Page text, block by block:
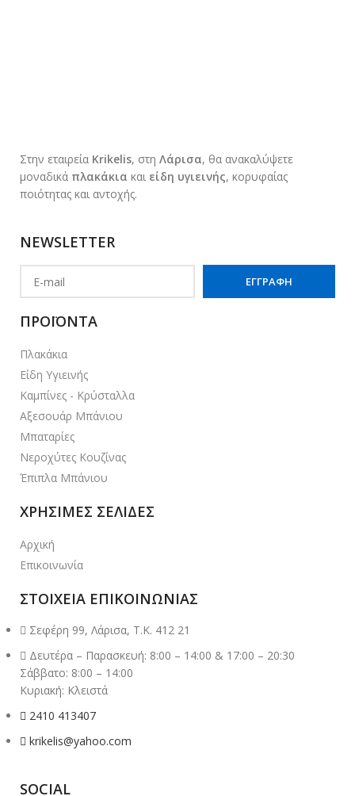
Στην εταιρεία Krikelis, στη Λάρισα, θα ανακαλύψετε
μοναδικά πλακάκια και είδη υγιεινής, κορυφαίας
ποιότητας και αντοχής.
NEWSLETTER
ΠΡΟΪΟΝΤΑ
Πλακάκια
Είδη Υγιεινής
Καμπίνες - Κρύσταλλα
Αξεσουάρ Μπάνιου
Μπαταρίες
Νεροχύτες Κουζίνας
Έπιπλα Μπάνιου
ΧΡΗΣΙΜΕΣ ΣΕΛΙΔΕΣ
Αρχική
Επικοινωνία
ΣΤΟΙΧΕΙΑ ΕΠΙΚΟΙΝΩΝΙΑΣ
Σεφέρη 99, Λάρισα, Τ.Κ. 412 21
Δευτέρα – Παρασκευή: 8:00 – 14:00 & 17:00 – 20:30
Σάββατο: 8:00 – 14:00
Κυριακή: Κλειστά
2410 413407
krikelis@yahoo.com
SOCIAL